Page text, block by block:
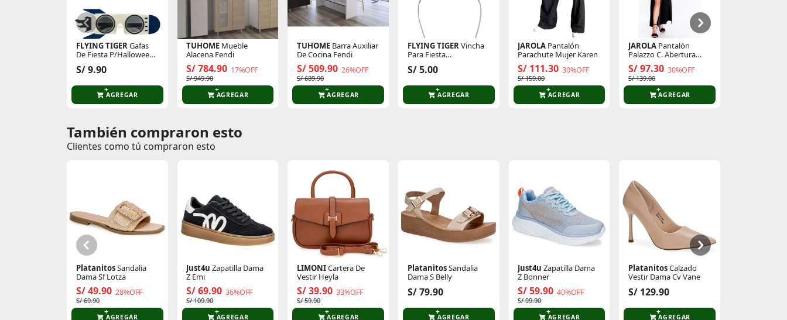
FLYING TIGERGafas
De Fiesta P/Halloween
S/ 9.90
AGREGAR
TUHOME Mueble
Alacena Fendi
S/ 784.90 17%OFF
S/ 949.90
AGREGAR
TUHOME Barra Auxiliar
De Cocina Fendi
S/ 509.90 26%OFF
S/ 689.90
AGREGAR
FLYING TIGERVincha
Para Fiesta
S/ 5.00
AGREGAR
JAROLA Pantalón
Parachute Mujer Karen
S/ 111.30 30%OFF
S/ 159.00
AGREGAR
JAROLA Pantalón
Palazzo C. Abertura
Alicia
S/ 97.30 30%OFF
S/ 139.00
AGREGAR
Comentarios de clientes
Comentarios de clientes que compraron este producto
Sin calificaciones
Este producto aún no tiene calificaciones.
Sé el primero en comentar y acumula Puntos.
También compraron esto
Clientes como tú compraron esto
PlatanitosSandalia
Dama Sf Lotza
S/ 49.90 28%OFF
S/ 69.90
AGREGAR
Just4u Zapatilla Dama
Z Emi
S/ 69.90 36%OFF
S/ 109.90
AGREGAR
LIMONICartera De
Vestir Heyla
S/ 39.90 33%OFF
S/ 59.90
AGREGAR
PlatanitosSandalia
Dama S Belly
S/ 79.90
AGREGAR
Just4u Zapatilla Dama
Z Bonner
S/ 59.90 40%OFF
S/ 99.90
AGREGAR
PlatanitosCalzado
Vestir Dama Cv Vane
S/ 129.90
AGREGAR